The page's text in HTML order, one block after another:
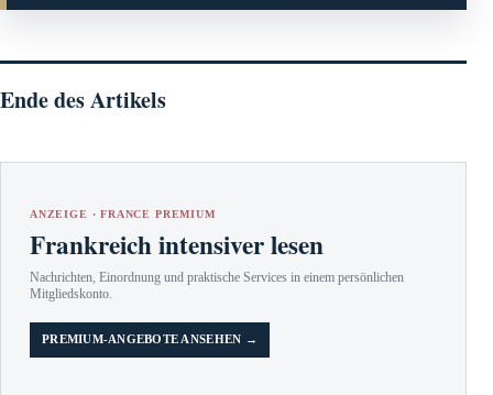
Ende des Artikels
ANZEIGE · FRANCE PREMIUM
Frankreich intensiver lesen
Nachrichten, Einordnung und praktische Services in einem persönlichen
Mitgliedskonto.
PREMIUM-ANGEBOTE ANSEHEN →